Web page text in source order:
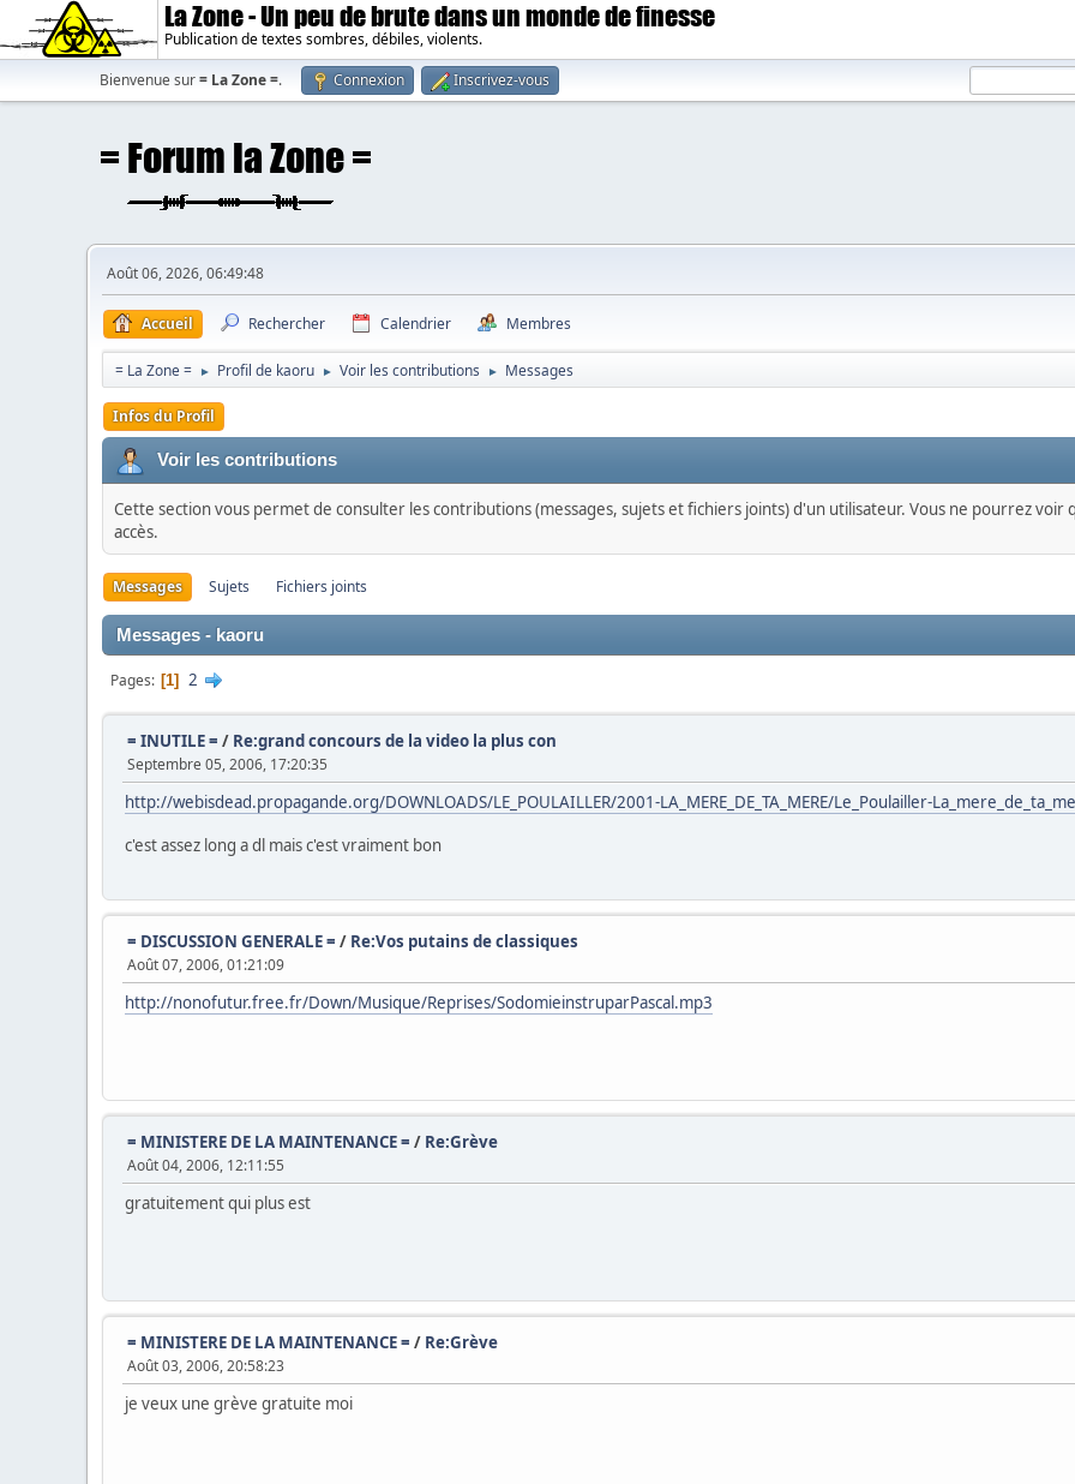
La Zone - Un peu de brute dans un monde de finesse
Publication de textes sombres, débiles, violents.
Bienvenue sur= La Zone =. Connexion Inscrivez-vous
Août 06, 2026, 06:49:48
Accueil Rechercher Calendrier Membres
= La Zone = ► Profil de kaoru ► Voir les contributions ► Messages
Infos du Profil
Voir les contributions
Cette section vous permet de consulter les contributions (messages, sujets et fichiers joints) d'un utilisateur. Vous ne pourrez voir
accès.
Messages Sujets Fichiers joints
Messages - kaoru
Pages 1 2
= INUTILE = / Re:grand concours de la video la plus con
Septembre 05, 2006, 17:20:35
http://webisdead.propagande.org/DOWNLOADS/LE_POULAILLER/2001-LA_MERE_DE_TA_MERE/Le_Poulailler-
c'est assez long a dl mais c'est vraiment bon
= DISCUSSION GENERALE = / Re:Vos putains de classiques
Août 07, 2006, 01:21:09
http://nonofutur.free.fr/Down/Musique/Reprises/SodomieinstruparPascal.mp3
= MINISTERE DE LA MAINTENANCE = / Re:Grève
Août 04, 2006, 12:11:55
gratuitement qui plus est
= MINISTERE DE LA MAINTENANCE = / Re:Grève
Août 03, 2006, 20:58:23
je veux une grève gratuite moi